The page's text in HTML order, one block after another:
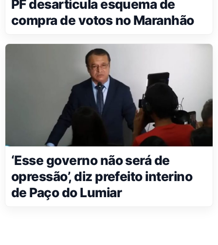
PF desarticula esquema de
compra de votos no Maranhão
‘Esse governo não será de
opressão’, diz prefeito interino
de Paço do Lumiar